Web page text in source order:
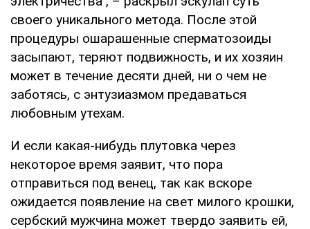
своего уникального метода. После этой
процедуры ошарашенные сперматозоиды
засыпают, теряют подвижность, и их хозяин
может в течение десяти дней, ни о чем не
заботясь, с энтузиазмом предаваться
любовным утехам.
И если какая-нибудь плутовка через
некоторое время заявит, что пора
отправиться под венец, так как вскоре
ожидается появление на свет милого крошки,
сербский мужчина может твердо заявить ей,